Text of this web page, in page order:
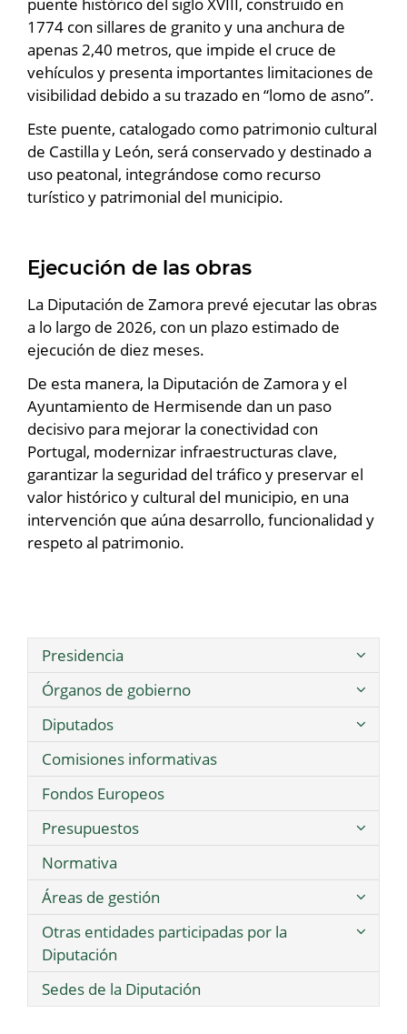
1774 con sillares de granito y una anchura de
apenas 2,40 metros, que impide el cruce de
vehículos y presenta importantes limitaciones de
visibilidad debido a su trazado en “lomo de asno”.
Este puente, catalogado como patrimonio cultural
de Castilla y León, será conservado y destinado a
uso peatonal, integrándose como recurso
turístico y patrimonial del municipio.
Ejecución de las obras
La Diputación de Zamora prevé ejecutar las obras
a lo largo de 2026, con un plazo estimado de
ejecución de diez meses.
De esta manera, la Diputación de Zamora y el
Ayuntamiento de Hermisende dan un paso
decisivo para mejorar la conectividad con
Portugal, modernizar infraestructuras clave,
garantizar la seguridad del tráfico y preservar el
valor histórico y cultural del municipio, en una
intervención que aúna desarrollo, funcionalidad y
respeto al patrimonio.
Presidencia
Órganos de gobierno
Diputados
Comisiones informativas
Fondos Europeos
Presupuestos
Normativa
Áreas de gestión
Otras entidades participadas por la
Diputación
Sedes de la Diputación